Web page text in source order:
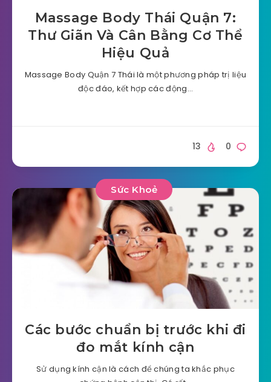
Massage Body Thái Quận 7:
Thư Giãn Và Cân Bằng Cơ Thể
Hiệu Quả
Massage Body Quận 7 Thái là một phương pháp trị liệu
độc đáo, kết hợp các động…
0
13
Sức Khoẻ
Các bước chuẩn bị trước khi đi
đo mắt kính cận
Sử dụng kính cận là cách để chúng ta khắc phục